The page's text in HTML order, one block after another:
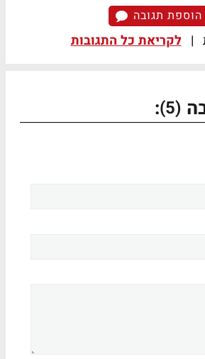
הוספת תגובה
| לקריאת כל התגובות
(5)
: